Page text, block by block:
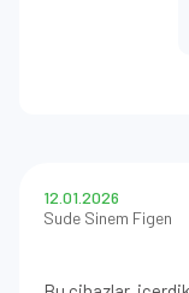
12.01.2026
Sude Sinem Figen